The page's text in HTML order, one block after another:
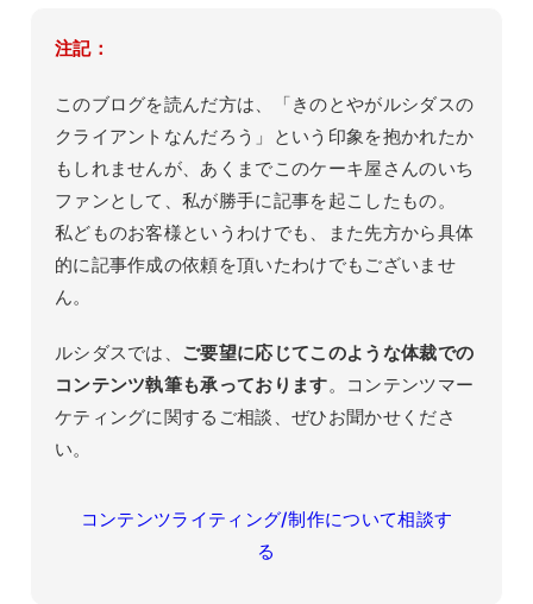
注記：
このブログを読んだ方は、「きのとやがルシダスの
クライアントなんだろう」という印象を抱かれたか
もしれませんが、あくまでこのケーキ屋さんのいち
ファンとして、私が勝手に記事を起こしたもの。
私どものお客様というわけでも、また先方から具体
的に記事作成の依頼を頂いたわけでもございませ
ん。
ルシダスでは、 ご要望に応じてこのような体裁での
コンテンツ執筆も承っております。コンテンツマー
ケティングに関するご相談、ぜひお聞かせくださ
い。
コンテンツライティング/制作について相談す
る